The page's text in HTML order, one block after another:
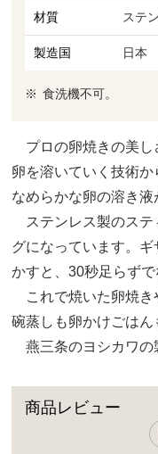
材質 ステ
製造国 日本
食洗機不可。
プロの卵焼きの美し
卵を溶いていく技術
なめらかな卵の溶き液
ステンレス製のステ
グになっています。
かすと、30秒足らずで
これで焼いた卵焼き
碗蒸しも卵かけごはん
燕三条のヨシカワの
商品レビュー